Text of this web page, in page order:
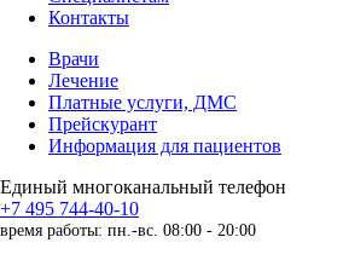
Контакты
Врачи
Лечение
Платные услуги, ДМС
Прейскурант
Информация для пациентов
Единый многоканальный телефон
+7 495 744-40-10
время работы: пн.-вс. 08:00 - 20:00